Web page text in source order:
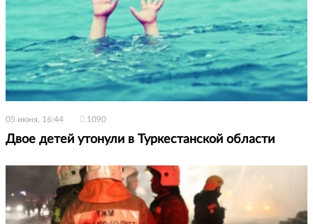
05 июня, 16:44 1090
Двое детей утонули в Туркестанской области